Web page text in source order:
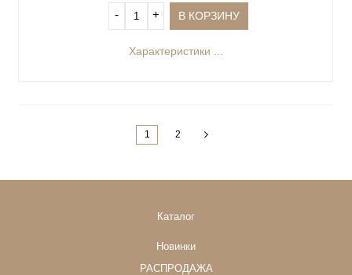
‐ + В КОРЗИНУ
Характеристики ...
1 2
Каталог
Новинки
РАСПРОДАЖА